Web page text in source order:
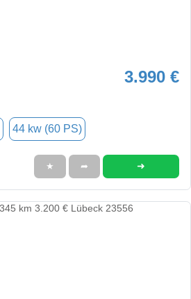
3.990 €
44 kw (60 PS)
★ ➦ ➜